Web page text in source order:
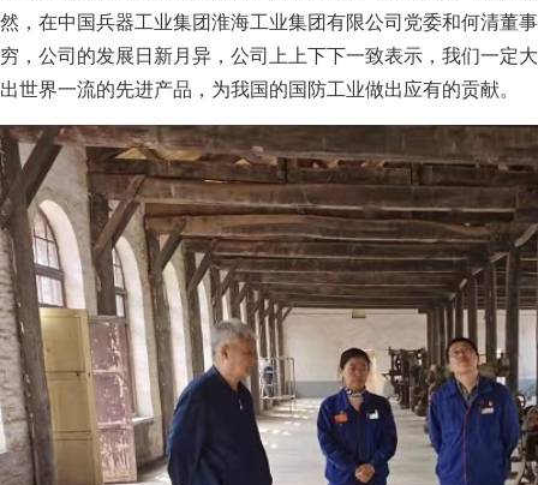
然，在中国兵器工业集团淮海工业集团有限公司党委和何清董
穷，公司的发展日新月异，公司上上下下一致表示，我们一定
出世界一流的先进产品，为我国的国防工业做出应有的贡献。